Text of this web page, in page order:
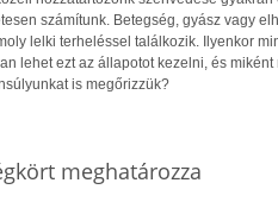
számítunk. Betegség, gyász vagy
lelki terheléssel találkozik. Ilyenkor
lehet ezt az állapotot kezelni, és
is megőrizzük?
meghatározza